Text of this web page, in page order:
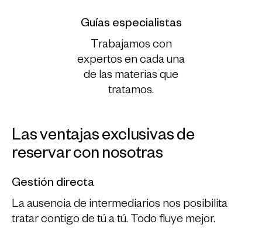
Guías especialistas
Trabajamos con
expertos en cada una
de las materias que
tratamos.
Las ventajas exclusivas de
reservar con nosotras
Gestión directa
La ausencia de intermediarios nos posibilita
tratar contigo de tú a tú. Todo fluye mejor.